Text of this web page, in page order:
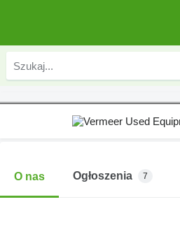
O nas Ogłoszenia 7